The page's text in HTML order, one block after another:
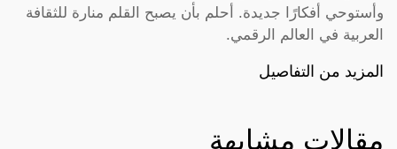
وأستوحي أفكارًا جديدة. أحلم بأن يصبح القلم منارة للثقافة
العربية في العالم الرقمي.
المزيد من التفاصيل
مقالات مشابهة